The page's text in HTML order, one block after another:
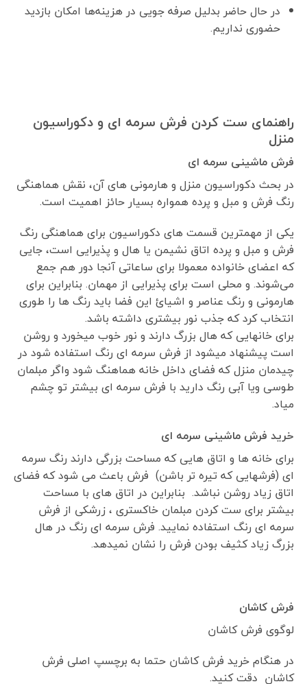
در حال حاضر بدلیل صرفه جویی در هزینه‌ها امکان بازدید
حضوری نداریم.
راهنمای ست کردن فرش سرمه ای و دکوراسیون
منزل
فرش ماشینی سرمه ای
در بحث دکوراسیون منزل و هارمونی های آن، نقش هماهنگی
رنگ فرش و مبل و پرده همواره بسیار حائز اهمیت است.
یکی از مهمترین قسمت های دکوراسیون برای هماهنگی رنگ
فرش و مبل و پرده اتاق نشیمن یا هال و پذیرایی است، جایی
که اعضای خانواده معمولا برای ساعاتی آنجا دور هم جمع
می‌شوند. و محلی است برای پذیرایی از مهمان. بنابراین برای
هارمونی و رنگ عناصر و اشیائ این فضا باید رنگ ها را طوری
انتخاب کرد که جذب نور بیشتری داشته باشد.
برای خانهایی که هال بزرگ دارند و نور خوب میخورد و روشن
است پیشنهاد میشود از فرش سرمه ای رنگ استفاده شود در
چیدمان منزل که فضای داخل خانه هماهنگ شود واگر مبلمان
طوسی ویا آبی رنگ دارید با فرش سرمه ای بیشتر تو چشم
میاد.
خرید فرش ماشینی سرمه ای
برای خانه ها و اتاق هایی که مساحت بزرگی دارند رنگ سرمه
ای (فرشهایی که تیره تر باشن) فرش باعث می شود که فضای
اتاق زیاد روشن نباشد. بنابراین در اتاق های با مساحت
بیشتر برای ست کردن مبلمان خاکستری ، زرشکی از فرش
سرمه ای رنگ استفاده نمایید. فرش سرمه ای رنگ در هال
بزرگ زیاد کثیف بودن فرش را نشان نمیدهد.
فرش کاشان
لوگوی فرش کاشان
در هنگام خرید فرش کاشان حتما به برچسپ اصلی فرش
کاشان دقت کنید.